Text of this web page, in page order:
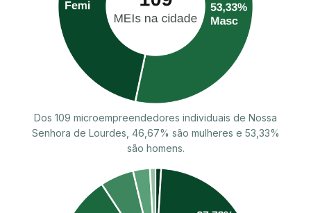
Dos 109 microempreendedores individuais de Nossa
Senhora de Lourdes, 46,67% são mulheres e 53,33%
são homens.